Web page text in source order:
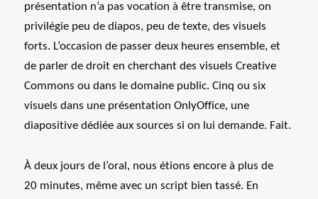
présentation n’a pas vocation à être transmise, on
privilégie peu de diapos, peu de texte, des visuels
forts. L’occasion de passer deux heures ensemble, et
de parler de droit en cherchant des visuels Creative
Commons ou dans le domaine public. Cinq ou six
visuels dans une présentation OnlyOffice, une
diapositive dédiée aux sources si on lui demande. Fait.
À deux jours de l’oral, nous étions encore à plus de
20 minutes, même avec un script bien tassé. En